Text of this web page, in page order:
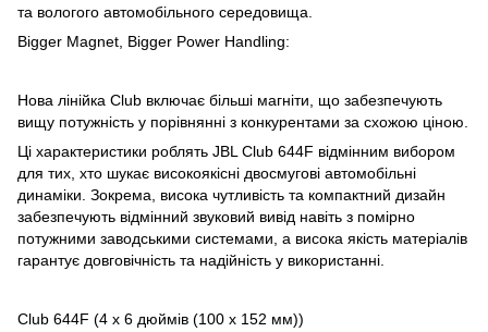
та вологого автомобільного середовища.
Bigger Magnet, Bigger Power Handling:
Нова лінійка Club включає більші магніти, що забезпечують
вищу потужність у порівнянні з конкурентами за схожою ціною.
Ці характеристики роблять JBL Club 644F відмінним вибором
для тих, хто шукає високоякісні двосмугові автомобільні
динаміки. Зокрема, висока чутливість та компактний дизайн
забезпечують відмінний звуковий вивід навіть з помірно
потужними заводськими системами, а висока якість матеріалів
гарантує довговічність та надійність у використанні.
Club 644F (4 x 6 дюймів (100 x 152 мм))